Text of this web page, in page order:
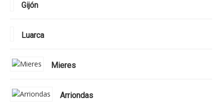
Gijón
Luarca
Mieres
Arriondas